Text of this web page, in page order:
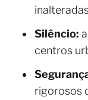
Silêncio:
centros
rigorosos